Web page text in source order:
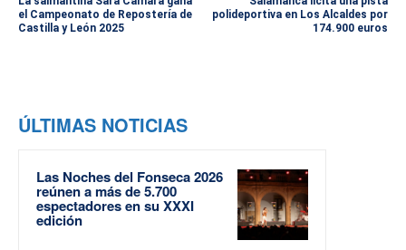
el Campeonato de Repostería de
Castilla y León 2025
polideportiva en Los Alcaldes por
174.900 euros
ÚLTIMAS NOTICIAS
Las Noches del Fonseca 2026
reúnen a más de 5.700
espectadores en su XXXI
edición